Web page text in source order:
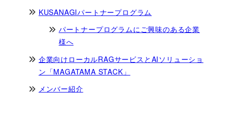
KUSANAGIパートナープログラム
パートナープログラムにご興味のある企業
様へ
企業向けローカルRAGサービスとAIソリューショ
ン「MAGATAMA STACK」
メンバー紹介